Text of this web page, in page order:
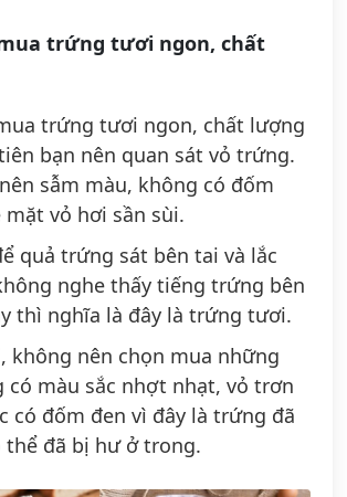
trứng tươi ngon, chất
trứng tươi ngon, chất lượng
bạn nên quan sát vỏ trứng.
sẫm màu, không có đốm
mặt vỏ hơi sần sùi.
quả trứng sát bên tai và lắc
nghe thấy tiếng trứng bên
thì nghĩa là đây là trứng tươi.
không nên chọn mua những
có màu sắc nhợt nhạt, vỏ trơn
có đốm đen vì đây là trứng đã
thể đã bị hư ở trong.